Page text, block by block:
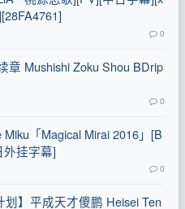
0
章 Mushishi Zoku Shou BDrip
0
「Magical Mirai 2016」[B
挂字幕]
0
划】平成天才傻鹏 Heisei Ten